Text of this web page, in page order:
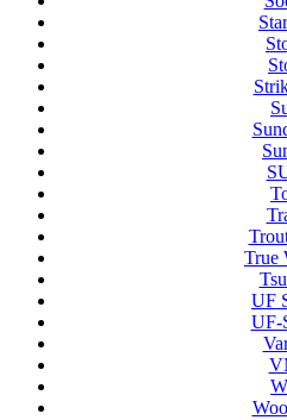
True
UF
UF-